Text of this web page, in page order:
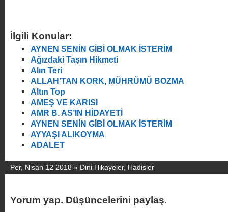
İlgili Konular:
AYNEN SENİN GİBİ OLMAK İSTERİM
Ağızdaki Taşın Hikmeti
Alın Teri
ALLAH’TAN KORK, MÜHRÜMÜ BOZMA
Altın Top
AMEŞ VE KARISI
AMR B. AS’IN HİDAYETİ
AYNEN SENİN GİBİ OLMAK İSTERİM
AYYAŞI ALIKOYMA
ADALET
Per, Nisan 12 2018 » Dini Hikayeler, Hadisler
Yorum yap. Düşüncelerini paylaş.